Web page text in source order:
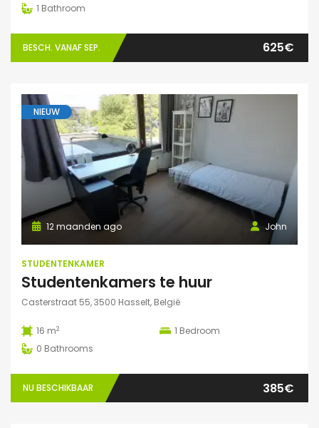
1 Bathroom
BESCH. VANAF SEP. 625€
NIEUW
John
12 maanden ago
STUDENTENKAMER
Studentenkamers te huur
Casterstraat 55, 3500 Hasselt, België
16 m2 1 Bedroom
0 Bathrooms
NU BESCHIKBAAR 385€